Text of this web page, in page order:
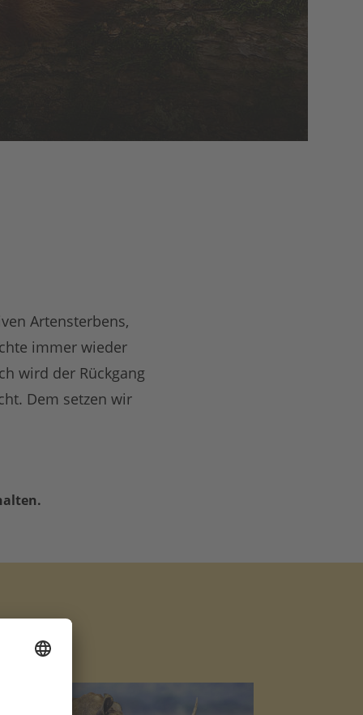
Artensterbens,
immer wieder
wird der Rückgang
Dem setzen wir